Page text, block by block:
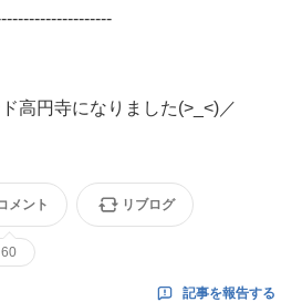
高円寺になりました(>_<)／
メント
60
リブログ
記事を報告する